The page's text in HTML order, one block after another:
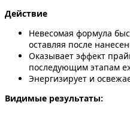
Действие
Невесомая формула
оставляя после
Оказывает эффект
последующим этапам
Энергизирует и
Видимые результаты: